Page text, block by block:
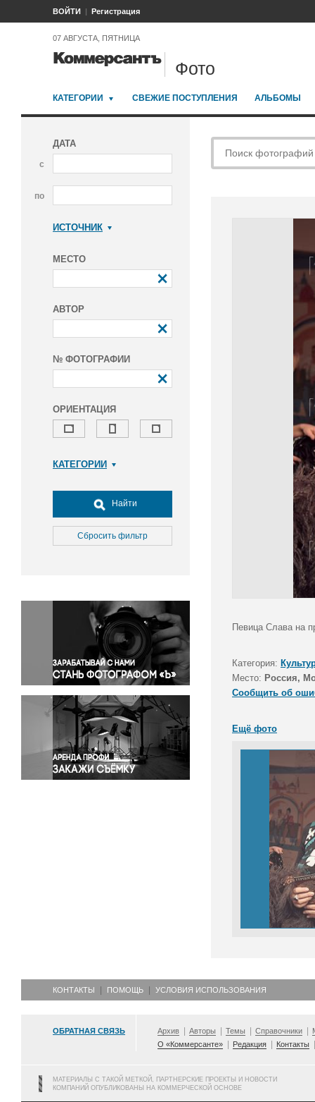
ВОЙТИ Регистрация
07 АВГУСТА, ПЯТНИЦА
Фото
КАТЕГОРИИ СВЕЖИЕ ПОСТУПЛЕНИЯ АЛЬБОМЫ
ДАТА
с
по
ИСТОЧНИК
МЕСТО
АВТОР
№ ФОТОГРАФИИ
ОРИЕНТАЦИЯ
КАТЕГОРИИ
Досуг, туризм и отдых
Культура
Медицина
Окружающая среда
Политика
Правосудие
Происшествия и конфликты
Религия
Светская жизнь
Спорт
Экология
Экономика и бизнес
Найти
Сбросить фильтр
Певица Слава на
Категория:
Место: Россия,
Сообщить об
Ещё фото
КОНТАКТЫ ПОМОЩЬ УСЛОВИЯ ИСПОЛЬЗОВАНИЯ
ОБРАТНАЯ СВЯЗЬ Архив Авторы Темы Справочники
О «Коммерсанте»
Редакция Контакты
МАТЕРИАЛЫ С ТАКОЙ МЕТКОЙ, ПАРТНЕРСКИЕ ПРОЕКТЫ И НОВОСТИ
КОМПАНИЙ ОПУБЛИКОВАНЫ НА КОММЕРЧЕСКОЙ ОСНОВЕ